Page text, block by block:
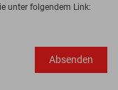
unter folgendem Link:
Absenden